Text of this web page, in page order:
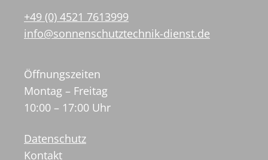
+49 (0) 4521 7613999
info@sonnenschutztechnik-dienst.de
Öffnungszeiten
Montag – Freitag
10:00 – 17:00 Uhr
Datenschutz
Kontakt